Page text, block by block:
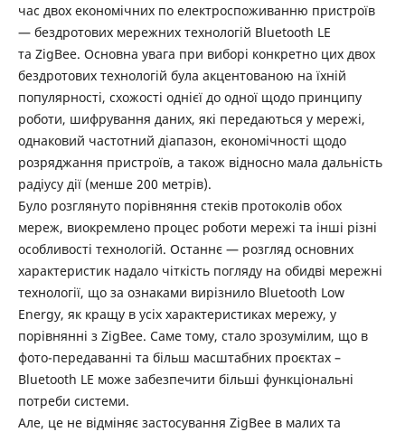
час двох економічних по електроспоживанню пристроїв
— бездротових мережних технологій Bluetooth LE
та ZigBee. Основна увага при виборі конкретно цих двох
бездротових технологій була акцентованою на їхній
популярності, схожості однієї до одної щодо принципу
роботи, шифрування даних, які передаються у мережі,
однаковий частотний діапазон, економічності щодо
розряджання пристроїв, а також відносно мала дальність
радіусу дії (менше 200 метрів).
Було розглянуто порівняння стеків протоколів обох
мереж, виокремлено процес роботи мережі та інші різні
особливості технологій. Останнє — розгляд основних
характеристик надало чіткість погляду на обидві мережні
технології, що за ознаками вирізнило Bluetooth Low
Energy, як кращу в усіх характеристиках мережу, у
порівнянні з ZigBee. Саме тому, стало зрозумілим, що в
фото-передаванні та більш масштабних проєктах –
Bluetooth LE може забезпечити більші функціональні
потреби системи.
Але, це не відміняє застосування ZigBee в малих та